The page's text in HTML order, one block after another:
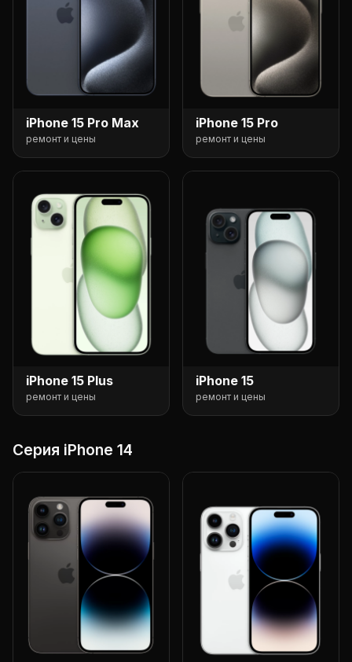
iPhone 15 Pro Max
ремонт и цены
iPhone 15 Pro
ремонт и цены
iPhone 15 Plus
ремонт и цены
iPhone 15
ремонт и цены
Серия iPhone 14